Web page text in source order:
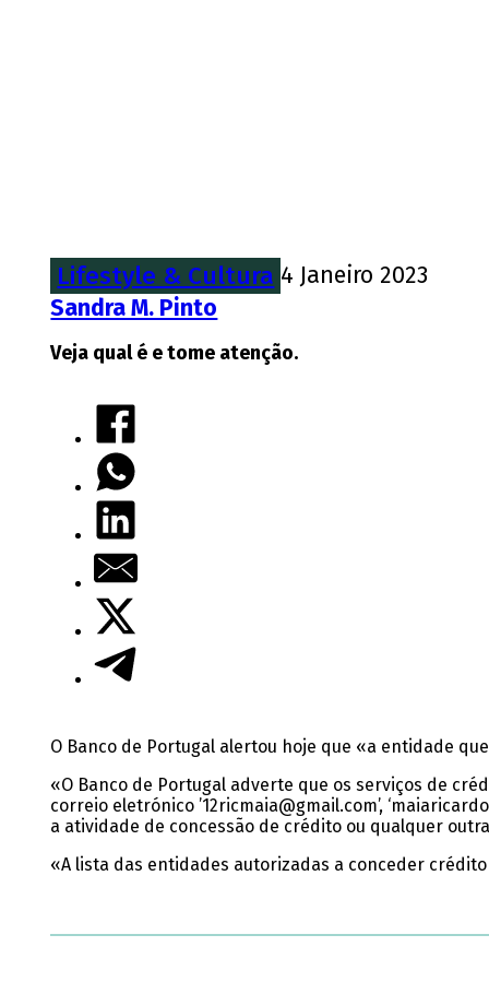
Lifestyle & Cultura 4 Janeiro 2023
Sandra M. Pinto
Veja qual é e tome atenção.
O Banco de Portugal alertou hoje que «a entidade
«O Banco de Portugal adverte que os serviços de
correio eletrónico ’12ricmaia@gmail.com’,
a atividade de concessão de crédito ou qualquer
«A lista das entidades autorizadas a conceder